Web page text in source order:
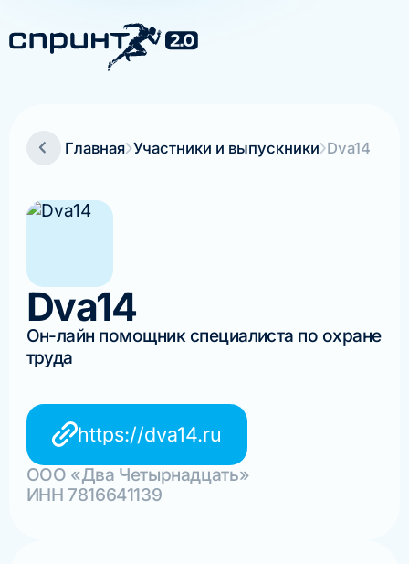
Главная Участники и выпускники Dva14
Dva14
Он-лайн помощник специалиста по охране
труда
https://dva14.ru
ООО «Два Четырнадцать»
ИНН 7816641139